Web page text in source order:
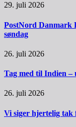
29. juli 2026
PostNord Danmark
søndag
26. juli 2026
Tag med til Indien –
26. juli 2026
Vi siger hjertelig tak